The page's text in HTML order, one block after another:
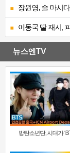
장원영, 술 마시
이동국 딸 재시,
뉴스엔TV
방탄소년단, 시대가